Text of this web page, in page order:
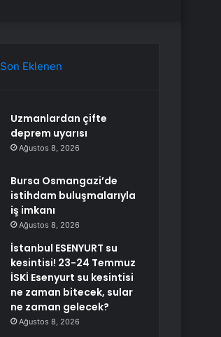
Son Eklenen
Uzmanlardan çifte
deprem uyarısı
Ağustos 8, 2026
Bursa Osmangazi’de
istihdam buluşmalarıyla
iş imkanı
Ağustos 8, 2026
İstanbul ESENYURT su
kesintisi! 23-24 Temmuz
İSKİ Esenyurt su kesintisi
ne zaman bitecek, sular
ne zaman gelecek?
Ağustos 8, 2026